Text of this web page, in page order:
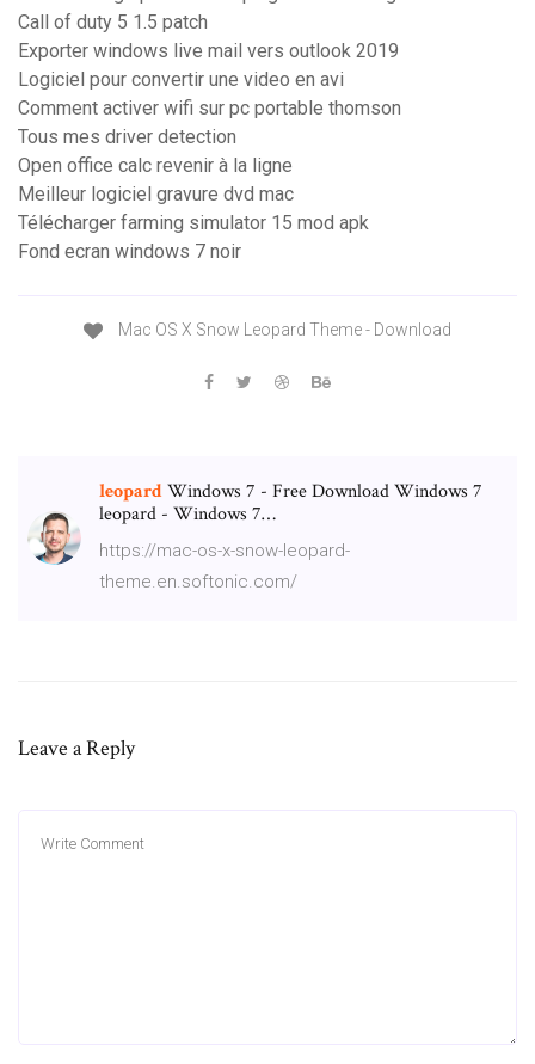
Call of duty 5 1.5 patch
Exporter windows live mail vers outlook 2019
Logiciel pour convertir une video en avi
Comment activer wifi sur pc portable thomson
Tous mes driver detection
Open office calc revenir à la ligne
Meilleur logiciel gravure dvd mac
Télécharger farming simulator 15 mod apk
Fond ecran windows 7 noir
Mac OS X Snow Leopard Theme - Download
leopardWindows 7 - Free Download Windows 7
leopard - Windows 7…
https://mac-os-x-snow-leopard-
theme.en.softonic.com/
Leave a Reply